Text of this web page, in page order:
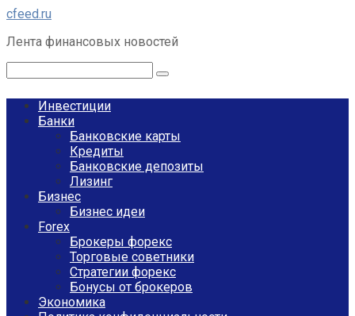
Перейти
контенту
cfeed.ru
Лента финансовых новостей
Инвестиции
Банки
Банковские карты
Кредиты
Банковские депозиты
Лизинг
Бизнес
Бизнес идеи
Forex
Брокеры форекс
Торговые советники
Стратегии форекс
Бонусы от брокеров
Экономика